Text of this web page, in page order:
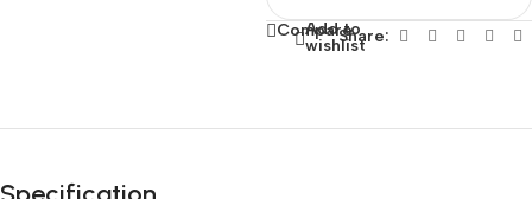
Compare
Add to
wishlistShare:
Fino al 12 Ottobre...